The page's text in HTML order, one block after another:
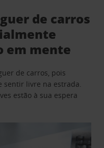
de carros
em mente
de carros, pois
sentir livre na estrada.
estão à sua espera